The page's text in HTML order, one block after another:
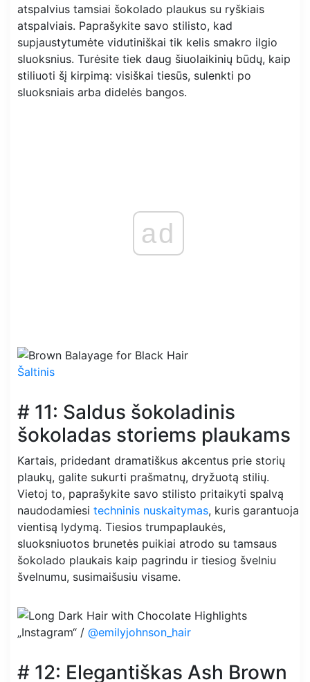
atspalvius tamsiai šokolado plaukus su ryškiais
atspalviais. Paprašykite savo stilisto, kad
supjaustytumėte vidutiniškai tik kelis smakro ilgio
sluoksnius. Turėsite tiek daug šiuolaikinių būdų, kaip
stiliuoti šį kirpimą: visiškai tiesūs, sulenkti po
sluoksniais arba didelės bangos.
ad
Šaltinis
# 11: Saldus šokoladinis
šokoladas storiems plaukams
Kartais, pridedant dramatiškus akcentus prie storių
plaukų, galite sukurti prašmatnų, dryžuotą stilių.
Vietoj to, paprašykite savo stilisto pritaikyti spalvą
naudodamiesi techninis nuskaitymas, kuris garantuoja
vientisą lydymą. Tiesios trumpaplaukės,
sluoksniuotos brunetės puikiai atrodo su tamsaus
šokolado plaukais kaip pagrindu ir tiesiog švelniu
švelnumu, susimaišusiu visame.
„Instagram“ / @emilyjohnson_hair
# 12: Elegantiškas Ash Brown